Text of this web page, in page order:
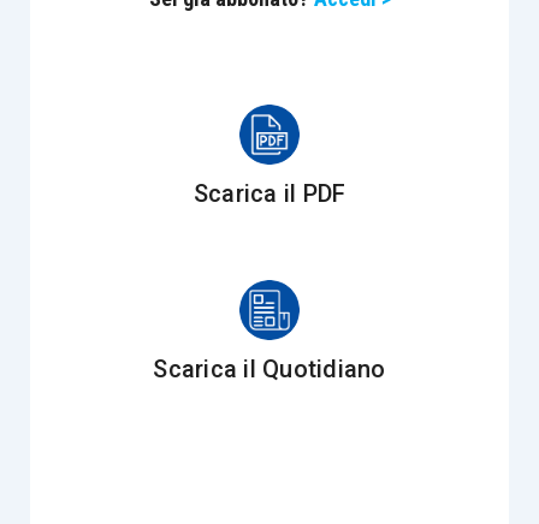
nome del cliente, ecc.) di qualsiasi ammontare.
Ovviamente tali corrispettivi, ancorché non
elettronici, sono annotati nel registro dei
corrispettivi per la corretta rilevazione
È possibile per la casistica sopra segnalata
continuare a rilevare i corrispettivi in forma
cartacea? Oppure è obbligatorio trasmettere tali
Scarica il PDF
Scarica il Quotidiano